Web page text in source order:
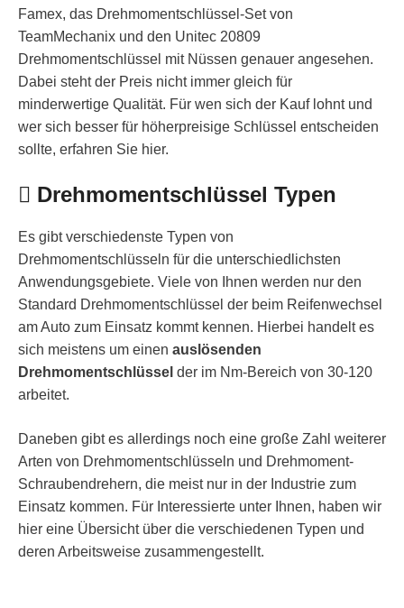
Famex, das Drehmomentschlüssel-Set von
TeamMechanix und den Unitec 20809
Drehmomentschlüssel mit Nüssen genauer angesehen.
Dabei steht der Preis nicht immer gleich für
minderwertige Qualität. Für wen sich der Kauf lohnt und
wer sich besser für höherpreisige Schlüssel entscheiden
sollte, erfahren Sie hier.
Drehmomentschlüssel Typen
Es gibt verschiedenste Typen von
Drehmomentschlüsseln für die unterschiedlichsten
Anwendungsgebiete. Viele von Ihnen werden nur den
Standard Drehmomentschlüssel der beim Reifenwechsel
am Auto zum Einsatz kommt kennen. Hierbei handelt es
sich meistens um einen auslösenden
Drehmomentschlüssel der im Nm-Bereich von 30-120
arbeitet.
Daneben gibt es allerdings noch eine große Zahl weiterer
Arten von Drehmomentschlüsseln und Drehmoment-
Schraubendrehern, die meist nur in der Industrie zum
Einsatz kommen. Für Interessierte unter Ihnen, haben wir
hier eine Übersicht über die verschiedenen Typen und
deren Arbeitsweise zusammengestellt.